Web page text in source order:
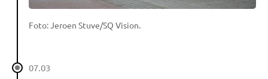
Foto: Jeroen Stuve/SQ Vision.
07.03